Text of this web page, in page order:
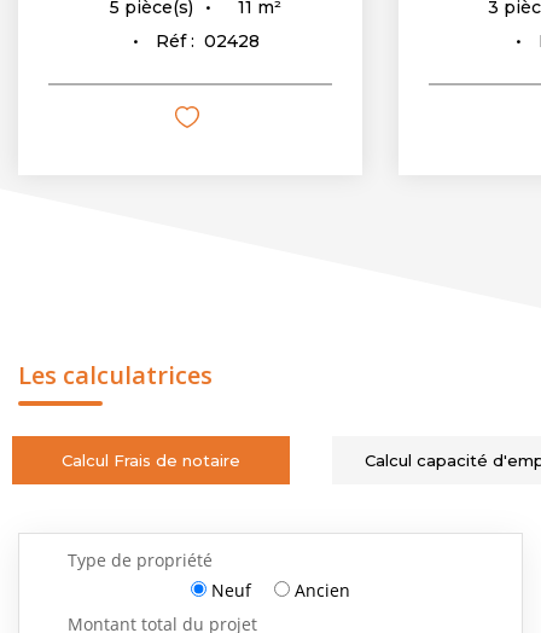
5 pièce(s) 11 m²
Réf : 02428
3
Les calculatrices
Calcul Frais de notaire Calcul capacité